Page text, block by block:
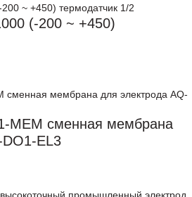
(-200 ~ +450)
MEM сменная мембрана
EL3